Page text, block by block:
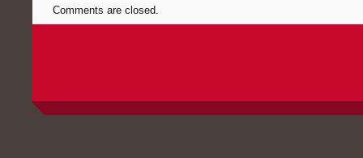
Comments are closed.